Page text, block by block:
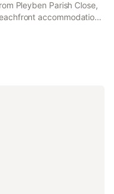
Pleyben Parish Close,
accommodation
free WiFi.